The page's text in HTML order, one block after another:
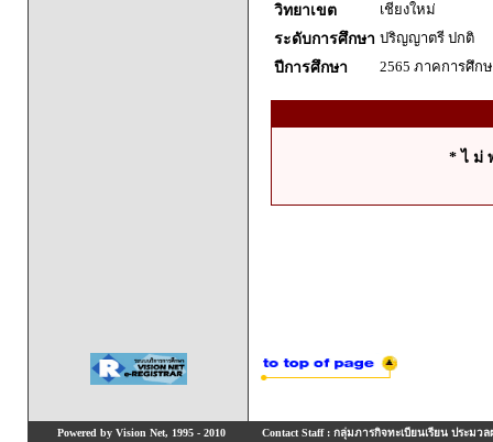
วิทยาเขต
เชียงใหม่
ระดับการศึกษา ปริญญาตรี ปกติ
ปีการศึกษา
2565 ภาคการศึก
* ไ ม่
Powered by Vision Net, 1995 - 2010 Contact Staff : กลุ่มภารกิจทะเบียนเรียน ประมวล